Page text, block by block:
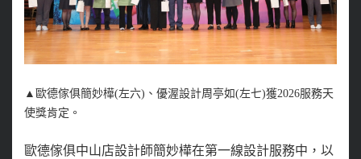
▲ 歐德傢俱簡妙樺(左六)、優渥設計周亭如(左七)獲2026服務天
使獎肯定。
歐德傢俱中山店設計師簡妙樺在第一線設計服務中，以